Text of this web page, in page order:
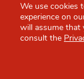
麦卢卡
£13
你必备的
We use cookies
experience on
will assume that
consult the